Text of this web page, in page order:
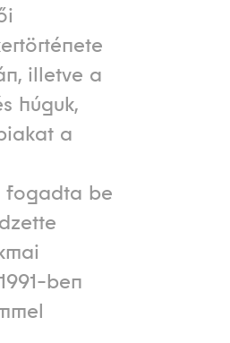
illetve a
húguk,
a
fogadta be
ben